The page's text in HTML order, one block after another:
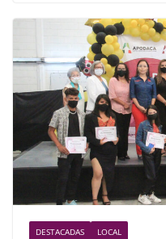
o
o
k
DESTACADAS LOCAL